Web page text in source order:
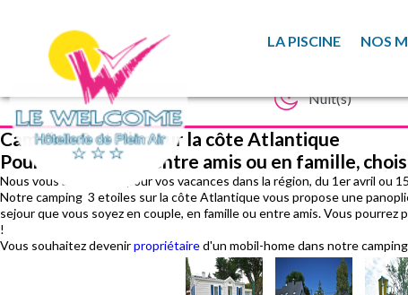
LA PISCINE NOS
Camping 3 etoiles sur la côte Atlantique
Pour votre séjour entre amis ou en famille,
Nous vous accueillons pour vos vacances dans la région, du 1er avril ou
Notre camping 3 etoiles sur la côte Atlantique vous propose une
sejour que vous soyez en couple, en famille ou entre amis. Vous
!
Vous souhaitez devenirpropriétaired'un mobil-home dans notre